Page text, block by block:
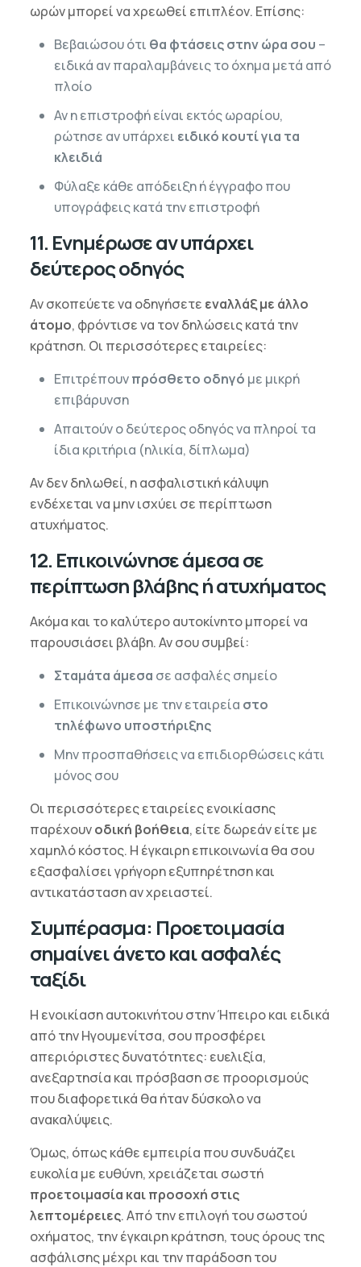
ωρών μπορεί να χρεωθεί επιπλέον. Επίσης:
Βεβαιώσου ότι θα φτάσεις στην ώρα σου –
ειδικά αν παραλαμβάνεις το όχημα μετά από
πλοίο
Αν η επιστροφή είναι εκτός ωραρίου,
ρώτησε αν υπάρχει ειδικό κουτί για τα
κλειδιά
Φύλαξε κάθε απόδειξη ή έγγραφο που
υπογράφεις κατά την επιστροφή
11. Ενημέρωσε αν υπάρχει
δεύτερος οδηγός
Αν σκοπεύετε να οδηγήσετε εναλλάξ με άλλο
άτομο, φρόντισε να τον δηλώσεις κατά την
κράτηση. Οι περισσότερες εταιρείες:
Επιτρέπουνπρόσθετο οδηγό με μικρή
επιβάρυνση
Απαιτούν ο δεύτερος οδηγός να πληροί τα
ίδια κριτήρια (ηλικία, δίπλωμα)
Αν δεν δηλωθεί, η ασφαλιστική κάλυψη
ενδέχεται να μην ισχύει σε περίπτωση
ατυχήματος.
12. Επικοινώνησε άμεσα σε
περίπτωση βλάβης ή ατυχήματος
Ακόμα και το καλύτερο αυτοκίνητο μπορεί να
παρουσιάσει βλάβη. Αν σου συμβεί:
Σταμάτα άμεσα σε ασφαλές σημείο
Επικοινώνησε με την εταιρεία στο
τηλέφωνο υποστήριξης
Μην προσπαθήσεις να επιδιορθώσεις κάτι
μόνος σου
Οι περισσότερες εταιρείες ενοικίασης
παρέχουνοδική βοήθεια, είτε δωρεάν είτε με
χαμηλό κόστος. Η έγκαιρη επικοινωνία θα σου
εξασφαλίσει γρήγορη εξυπηρέτηση και
αντικατάσταση αν χρειαστεί.
Συμπέρασμα: Προετοιμασία
σημαίνει άνετο και ασφαλές
ταξίδι
Η ενοικίαση αυτοκινήτου στην Ήπειρο και ειδικά
από την Ηγουμενίτσα, σου προσφέρει
απεριόριστες δυνατότητες: ευελιξία,
ανεξαρτησία και πρόσβαση σε προορισμούς
που διαφορετικά θα ήταν δύσκολο να
ανακαλύψεις.
Όμως, όπως κάθε εμπειρία που συνδυάζει
ευκολία με ευθύνη, χρειάζεται σωστή
προετοιμασία και προσοχή στις
λεπτομέρειες. Από την επιλογή του σωστού
οχήματος, την έγκαιρη κράτηση, τους όρους της
ασφάλισης μέχρι και την παράδοση του